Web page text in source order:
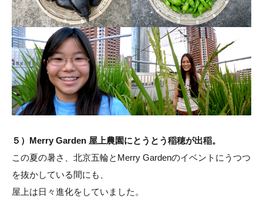
５）Merry Garden 屋上農園にとうとう稲穂が出稲。
この夏の暑さ、北京五輪とMerry Gardenのイベントにうつつ
を抜かしている間にも、
屋上は日々進化をしていました。